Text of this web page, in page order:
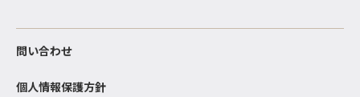
問い合わせ
個人情報保護方針